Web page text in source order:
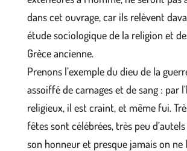
dans cet ouvrage, car ils relèvent
étude sociologique de la religion et
Grèce ancienne.
Prenons l’exemple du dieu de la
assoiffé de carnages et de sang : par
religieux, il est craint, et même fui.
fêtes sont célébrées, très peu
son honneur et presque jamais on ne